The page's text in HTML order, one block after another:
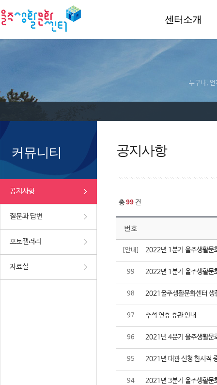
센터소개
누구나, 언
커뮤니티
공지사항
질문과 답변
포토갤러리
자료실
공지사항
총99 건
번호
[안내] 2022년 1분기 울주생활문
99 2022년 1분기 울주생활문
98 2021울주생활문화센터 생
97 추석 연휴 휴관 안내
96 2021년 4분기 울주생활문
95 2021년 대관 신청 한시적
94 2021년 3분기 울주생활문